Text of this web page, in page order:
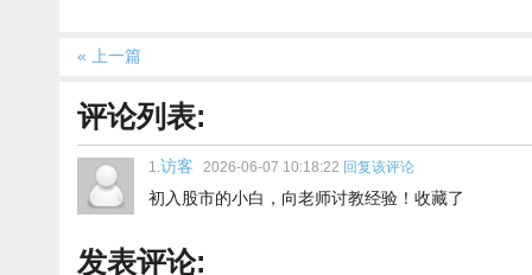
« 上一篇
评论列表:
1.访客 2026-06-07 10:18:22 回复该评论
初入股市的小白，向老师讨教经验！收藏了
发表评论: